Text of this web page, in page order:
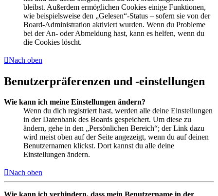
bleibst. Außerdem ermöglichen Cookies einige Funktionen,
wie beispielsweise den „Gelesen“-Status – sofern sie von der
Board-Administration aktiviert wurden. Wenn du Probleme
bei der An- oder Abmeldung hast, kann es helfen, wenn du
die Cookies löscht.
Nach oben
Benutzerpräferenzen und -einstellungen
Wie kann ich meine Einstellungen ändern?
Wenn du dich registriert hast, werden alle deine Einstellungen
in der Datenbank des Boards gespeichert. Um diese zu
ändern, gehe in den „Persönlichen Bereich“; der Link dazu
wird meist oben auf der Seite angezeigt, wenn du auf deinen
Benutzernamen klickst. Dort kannst du alle deine
Einstellungen ändern.
Nach oben
Wie kann ich verhindern, dass mein Benutzername in der